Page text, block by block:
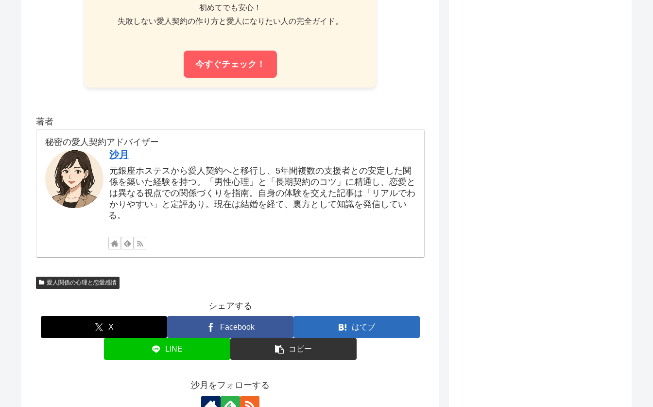
初めてでも安心！
失敗しない愛人契約の作り方と愛人になりたい人の完全ガイド。
今すぐチェック！
著者
秘密の愛人契約アドバイザー
沙月
元銀座ホステスから愛人契約へと移行し、5年間複数の支援者との安定した関
係を築いた経験を持つ。「男性心理」と「長期契約のコツ」に精通し、恋愛と
は異なる視点での関係づくりを指南。自身の体験を交えた記事は「リアルでわ
かりやすい」と定評あり。現在は結婚を経て、裏方として知識を発信してい
る。
愛人関係の心理と恋愛感情
シェアする
X Facebook はてブ
LINE コピー
沙月をフォローする